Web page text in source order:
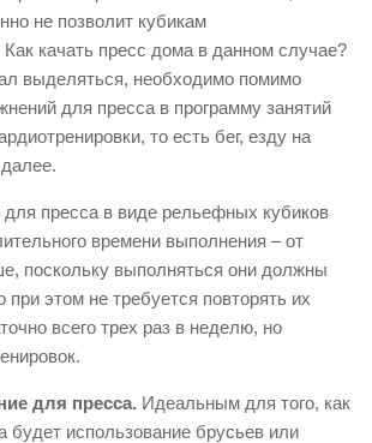
не позволит кубикам
Как качать пресс дома в данном случае?
выделяться, необходимо помимо
для пресса в программу занятий
то есть бег, езду на
пресса в виде рельефных кубиков
времени выполнения – от
поскольку выполняться они должны
этом не требуется повторять их
всего трех раз в неделю, но
для пресса. Идеальным для того, как
будет использование брусьев или